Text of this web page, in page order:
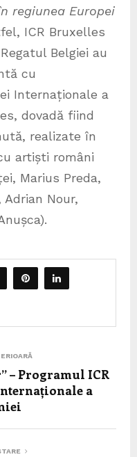
regiunea Europei
ICR Bruxelles
Belgiei au
cu
Internaționale a
dovadă fiind
realizate în
artiști români
Marius Preda,
Adrian Nour,
– Programul ICR
a